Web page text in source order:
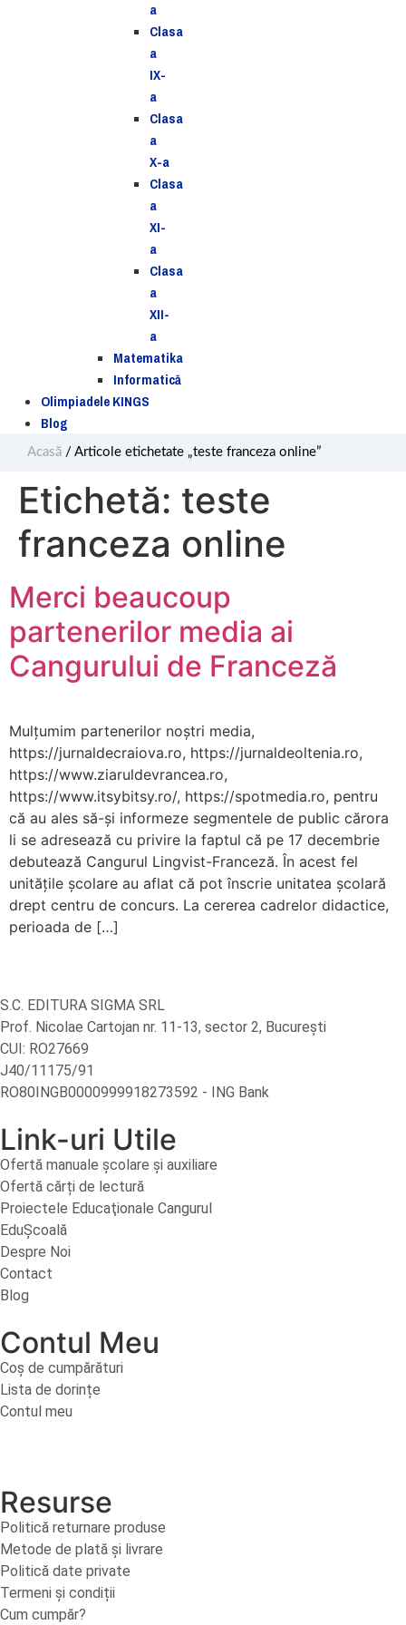
a
Clasa
a
IX-
a
Clasa
a
X-a
Clasa
a
XI-
a
Clasa
a
XII-
a
Matematika
Informatică
Olimpiadele KINGS
Blog
Acasă / Articole etichetate „teste franceza online”
Etichetă: teste
franceza online
Merci beaucoup
partenerilor media ai
Cangurului de Franceză
Mulțumim partenerilor noștri media,
https://jurnaldecraiova.ro, https://jurnaldeoltenia.ro,
https://www.ziaruldevrancea.ro,
https://www.itsybitsy.ro/, https://spotmedia.ro, pentru
că au ales să-și informeze segmentele de public cărora
li se adresează cu privire la faptul că pe 17 decembrie
debutează Cangurul Lingvist-Franceză. În acest fel
unitățile școlare au aflat că pot înscrie unitatea școlară
drept centru de concurs. La cererea cadrelor didactice,
perioada de […]
S.C. EDITURA SIGMA SRL
Prof. Nicolae Cartojan nr. 11-13, sector 2, București
CUI: RO27669
J40/11175/91
RO80INGB0000999918273592 - ING Bank
Link-uri Utile
Ofertă manuale şcolare şi auxiliare
Ofertă cărți de lectură
Proiectele Educaţionale Cangurul
EduȘcoală
Despre Noi
Contact
Blog
Contul Meu
Coș de cumpărături
Lista de dorințe
Contul meu
Resurse
Politică returnare produse
Metode de plată și livrare
Politică date private
Termeni și condiții
Cum cumpăr?